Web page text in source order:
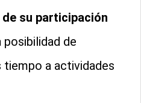
su participación
de
tiempo a actividades